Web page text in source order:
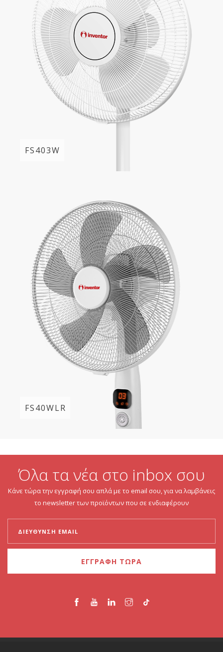
FS403W
FS40WLR
Όλα τα νέα στο inbox σου
Κάνε τώρα την εγγραφή σου απλά με το email σου, για να λαμβάνεις
το newsletter των προϊόντων που σε ενδιαφέρουν
ΕΓΓΡΑΦΗ ΤΩΡΑ